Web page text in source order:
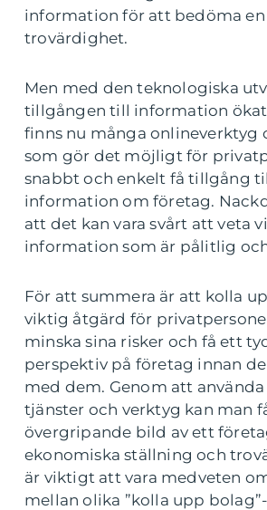
information för att bedöma
trovärdighet.
Men med den teknologiska
tillgången till information ökat
finns nu många onlineverktyg
som gör det möjligt för
snabbt och enkelt få tillgång
information om företag.
att det kan vara svårt att veta
information som är pålitlig
För att summera är att kolla
viktig åtgärd för
minska sina risker och få ett
perspektiv på företag innan
med dem. Genom att
tjänster och verktyg kan man
övergripande bild av ett
ekonomiska ställning och
är viktigt att vara medveten
mellan olika ”kolla upp